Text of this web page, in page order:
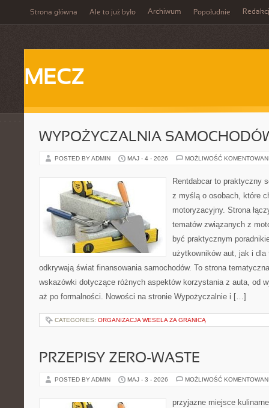
Strona główna Ale to już było Archiwum Popołudnie
MECZ
WYPOŻYCZALNIA
POSTED BY ADMIN MAJ - 4 - 2026 MOŻLIWOŚĆ
Rentdabcar to praktyczny
z myślą o osobach, które
motoryzacyjny. Strona
tematów związanych z
być praktycznym
użytkowników aut, jak i
odkrywają świat finansowania samochodów. To strona
wskazówki dotyczące różnych aspektów korzystania z auta, od
aż po formalności. Nowości na stronie Wypożyczalnie i […]
CATEGORIES: ORGANIZACJA WESELA ZA GRANICĄ
PRZEPISY ZERO-WASTE
POSTED BY ADMIN MAJ - 3 - 2026 MOŻLIWOŚĆ
przyjazne miejsce